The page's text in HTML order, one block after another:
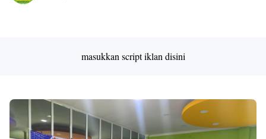
masukkan script iklan disini